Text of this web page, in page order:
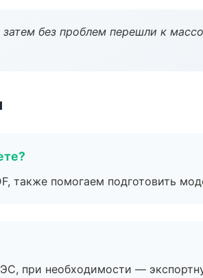
без проблем перешли к
также помогаем подготовить
при необходимости —